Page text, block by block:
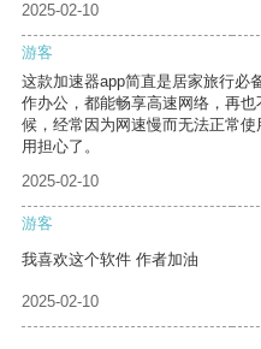
2025-02-10
游客
这款加速器app简直是居家旅行必
作办公，都能畅享高速网络，再
候，经常因为网速慢而无法正常
用担心了。
2025-02-10
游客
我喜欢这个软件 作者加油
2025-02-10